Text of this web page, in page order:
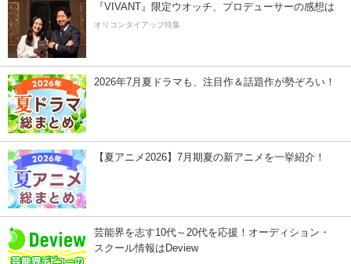
『VIVANT』限定ウオッチ、プロデューサーの感想は
オリコンタイアップ特集
2026年7月夏ドラマも、注目作＆話題作が勢ぞろい！
【夏アニメ2026】7月期夏の新アニメを一挙紹介！
芸能界を志す10代～20代を応援！オーディション・
スクール情報はDeview